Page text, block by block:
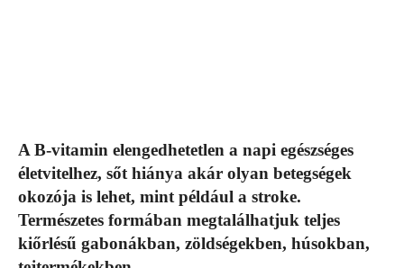
A B-vitamin elengedhetetlen a napi egészséges
életvitelhez, sőt hiánya akár olyan betegségek
okozója is lehet, mint például a stroke.
Természetes formában megtalálhatjuk teljes
kiőrlésű gabonákban, zöldségekben, húsokban,